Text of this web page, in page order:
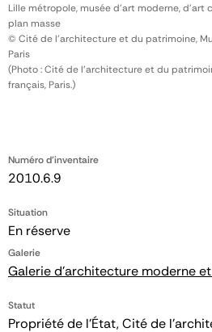
Numéro d'inventaire
2010.6.9
Situation
En réserve
Galerie
Galerie d'architecture moderne
Statut
Propriété de l’État, Cité de
Lille métropole, musée d'art moderne,
plan masse
© Cité de l'architecture et du patrimoine,
Paris
(Photo : Cité de l'architecture et du
français, Paris.)